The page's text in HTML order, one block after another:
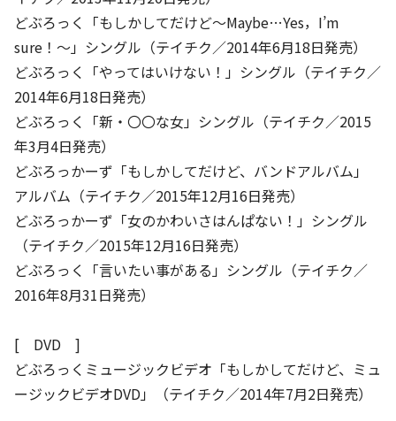
どぶろっく「もしかしてだけど～Maybe…Yes，I’m
sure！～」シングル（テイチク／2014年6月18日発売）
どぶろっく「やってはいけない！」シングル（テイチク／
2014年6月18日発売）
どぶろっく「新・〇〇な女」シングル（テイチク／2015
年3月4日発売）
どぶろっかーず「もしかしてだけど、バンドアルバム」
アルバム（テイチク／2015年12月16日発売）
どぶろっかーず「女のかわいさはんぱない！」シングル
（テイチク／2015年12月16日発売）
どぶろっく「言いたい事がある」シングル（テイチク／
2016年8月31日発売）
[ DVD ]
どぶろっくミュージックビデオ「もしかしてだけど、ミュ
ージックビデオDVD」（テイチク／2014年7月2日発売）